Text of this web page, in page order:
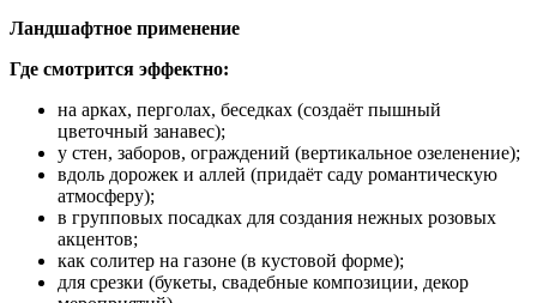
Ландшафтное применение
Где смотрится эффектно:
на арках, перголах, беседках (создаёт пышный
цветочный занавес);
у стен, заборов, ограждений (вертикальное озеленение);
вдоль дорожек и аллей (придаёт саду романтическую
атмосферу);
в групповых посадках для создания нежных розовых
акцентов;
как солитер на газоне (в кустовой форме);
для срезки (букеты, свадебные композиции, декор